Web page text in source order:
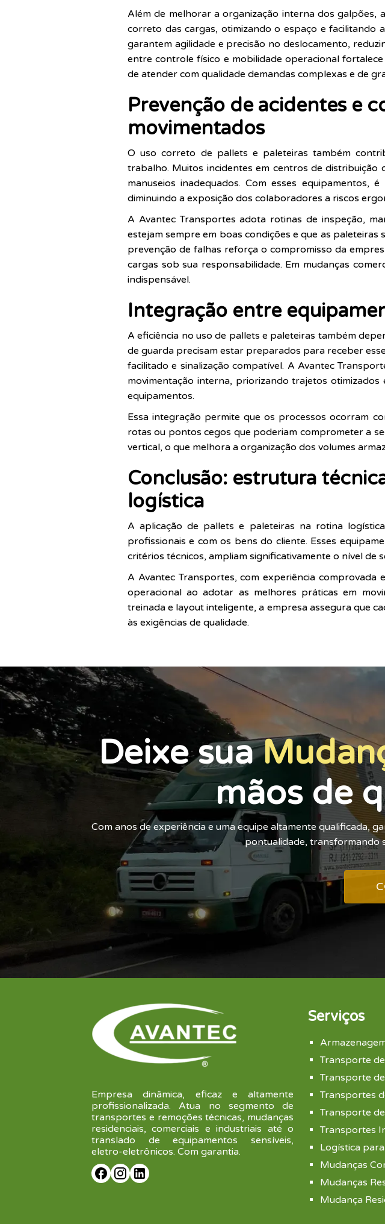
Além de melhorar a organização interna dos
correto das cargas, otimizando o espaço e facilitando
garantem agilidade e precisão no deslocamento,
entre controle físico e mobilidade operacional
de atender com qualidade demandas complexas e de
Prevenção de acidentes e
movimentados
O uso correto de pallets e paleteiras também
trabalho. Muitos incidentes em centros de distribuição
manuseios inadequados. Com esses equipamentos,
diminuindo a exposição dos colaboradores a riscos
A Avantec Transportes adota rotinas de inspeção,
estejam sempre em boas condições e que as paleteiras
prevenção de falhas reforça o compromisso da
cargas sob sua responsabilidade. Em mudanças
indispensável.
Integração entre
A eficiência no uso de pallets e paleteiras também
de guarda precisam estar preparados para receber
facilitado e sinalização compatível. A Avantec
movimentação interna, priorizando trajetos
equipamentos.
Essa integração permite que os processos ocorram
rotas ou pontos cegos que poderiam comprometer a
vertical, o que melhora a organização dos volumes
Conclusão: estrutura
logística
A aplicação de pallets e paleteiras na rotina
profissionais e com os bens do cliente. Esses
critérios técnicos, ampliam significativamente o nível de
A Avantec Transportes, com experiência
operacional ao adotar as melhores práticas em
treinada e layout inteligente, a empresa assegura que
às exigências de qualidade.
Deixe sua
mãos de
Com anos de experiência e uma equipe altamente qualificada,
pontualidade, transformando
Empresa dinâmica, eficaz e altamente
profissionalizada. Atua no segmento de
transportes e remoções técnicas, mudanças
residenciais, comerciais e industriais até o
translado de equipamentos sensíveis,
eletro-eletrônicos. Com garantia.
Serviços
Transporte
Transporte
Transportes
Transporte
Transportes
Logística
Mudanças
Mudanças
Mudança